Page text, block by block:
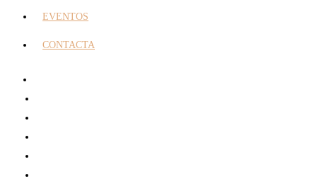
EVENTOS
CONTACTA